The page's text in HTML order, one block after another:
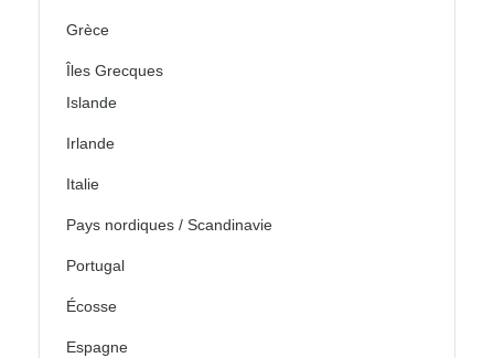
Grèce
Îles Grecques
Islande
Irlande
Italie
Pays nordiques / Scandinavie
Portugal
Écosse
Espagne